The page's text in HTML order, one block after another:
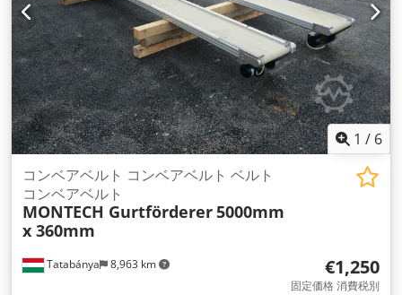
1 / 6
Tatabánya 8,963 km
コンベアベルト コンベアベルト ベルト
コンベアベルト
MONTECH Gurtförderer5000mm
x 360mm
€1,250
固定価格 消費税別